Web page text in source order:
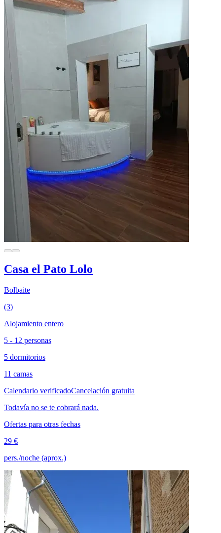
Casa el Pato Lolo
Bolbaite
(3)
Alojamiento entero
5 - 12 personas
5 dormitorios
11 camas
Calendario verificadoCancelación gratuita
Todavía no se te cobrará nada.
Ofertas para otras fechas
29 €
pers./noche (aprox.)